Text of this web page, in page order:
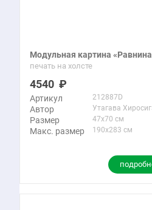
Модульная картина
печать на холсте
4540
Артикул 212887D
Автор Утагава
Размер 47x70 см
Макс. размер 190x283 см